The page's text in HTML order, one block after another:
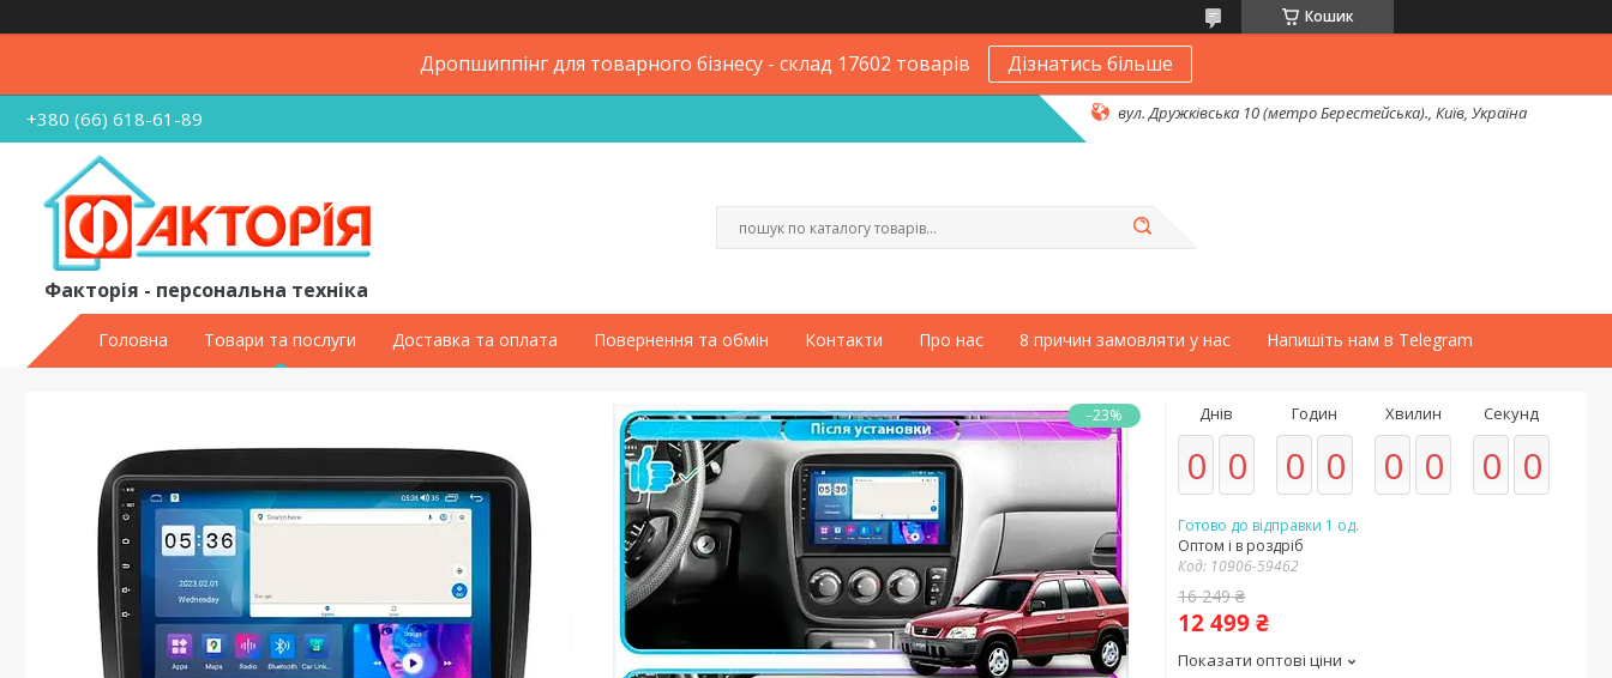
Кошик
Дропшиппінг для товарного бізнесу - склад 17602 товарів Дізнатись більше
+380 (66) 618-61-89 вул. Дружківська 10 (метро Берестейська)., Київ, Україна
Факторія - персональна техніка
Головна Товари та послуги Доставка та оплата Повернення та обмін Контакти Про нас 8 причин замовляти у нас Напишіть нам в Telegram
–23% Днів
0 0
Годин
0 0
Хвилин
0 0
Секунд
0 0
Готово до відправки 1 од.
Оптом і в роздріб
Код: 10906-59462
16 249 ₴
12 499 ₴
Показати оптові ціни